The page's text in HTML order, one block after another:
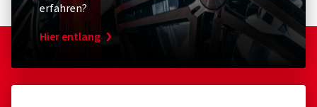
erfahren?
Hier entlang